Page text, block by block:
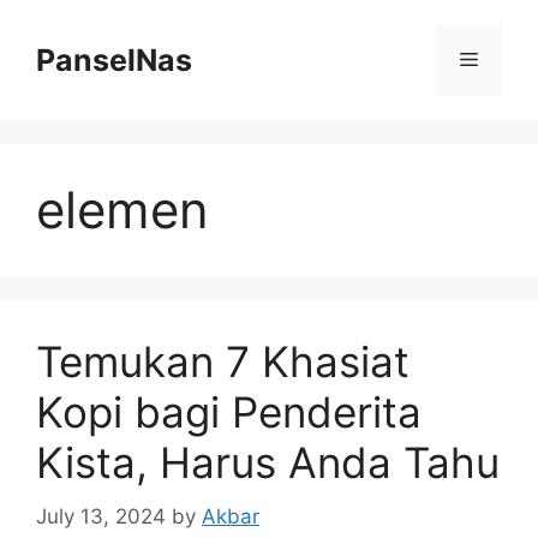
contentPanselNas Menu
elemen
Temukan 7 Khasiat
Kopi bagi Penderita
Kista, Harus Anda Tahu
July 13, 2024 by Akbar